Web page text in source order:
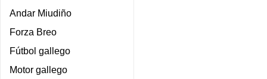
Andar Miudiño
Forza Breo
Fútbol gallego
Motor gallego